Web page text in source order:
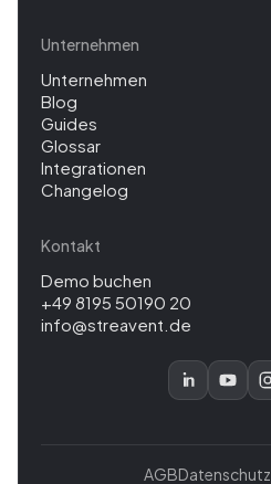
Unternehmen
Unternehmen
Blog
Guides
Glossar
Integrationen
Changelog
Kontakt
Demo buchen
+49 8195 50190 20
info@streavent.de
AGBDatenschutz